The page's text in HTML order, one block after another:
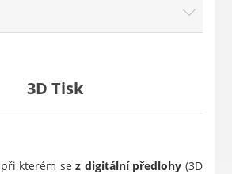
3D Tisk
při kterém sez digitální předlohy (3D